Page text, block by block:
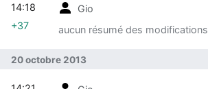
Gio
aucun résumé des modifications
14:18
+37
20 octobre 2013